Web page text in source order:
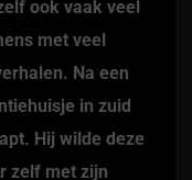
ook vaak veel
met veel
Na een
in zuid
Hij wilde deze
zelf met zijn